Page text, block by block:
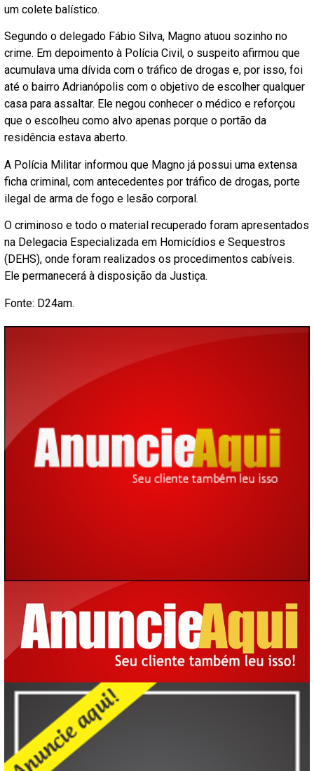
um colete balístico.
Segundo o delegado Fábio Silva, Magno atuou sozinho no
crime. Em depoimento à Polícia Civil, o suspeito afirmou que
acumulava uma dívida com o tráfico de drogas e, por isso, foi
até o bairro Adrianópolis com o objetivo de escolher qualquer
casa para assaltar. Ele negou conhecer o médico e reforçou
que o escolheu como alvo apenas porque o portão da
residência estava aberto.
A Polícia Militar informou que Magno já possui uma extensa
ficha criminal, com antecedentes por tráfico de drogas, porte
ilegal de arma de fogo e lesão corporal.
O criminoso e todo o material recuperado foram apresentados
na Delegacia Especializada em Homicídios e Sequestros
(DEHS), onde foram realizados os procedimentos cabíveis.
Ele permanecerá à disposição da Justiça.
Fonte: D24am.